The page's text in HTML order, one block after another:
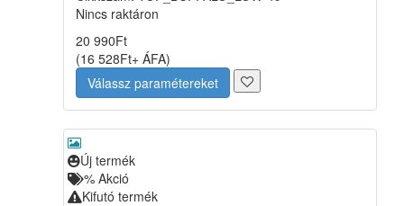
Nincs raktáron
20 990Ft
(16 528Ft+ ÁFA)
Válassz paramétereket
Új termék
% Akció
Kifutó termék